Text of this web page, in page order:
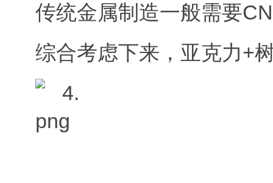
传统金属制造一般需要
综合考虑下来，亚克力+